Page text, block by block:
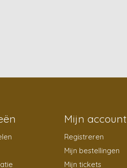
Mijn account
Registreren
Mijn bestellingen
Mijn tickets